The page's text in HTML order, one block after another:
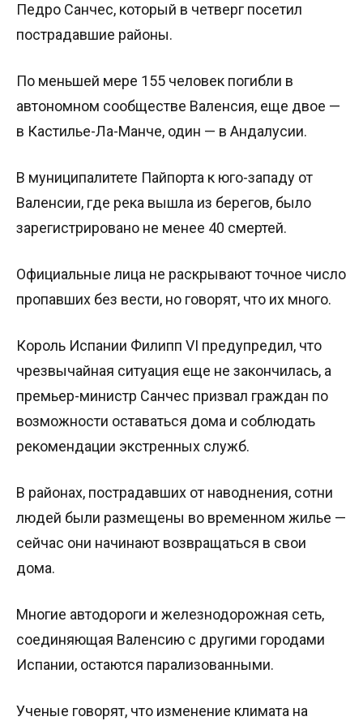
Педро Санчес, который в четверг посетил
пострадавшие районы.
По меньшей мере 155 человек погибли в
автономном сообществе Валенсия, еще двое —
в Кастилье-Ла-Манче, один — в Андалусии.
В муниципалитете Пайпорта к юго-западу от
Валенсии, где река вышла из берегов, было
зарегистрировано не менее 40 смертей.
Официальные лица не раскрывают точное число
пропавших без вести, но говорят, что их много.
Король Испании Филипп VI предупредил, что
чрезвычайная ситуация еще не закончилась, а
премьер-министр Санчес призвал граждан по
возможности оставаться дома и соблюдать
рекомендации экстренных служб.
В районах, пострадавших от наводнения, сотни
людей были размещены во временном жилье —
сейчас они начинают возвращаться в свои
дома.
Многие автодороги и железнодорожная сеть,
соединяющая Валенсию с другими городами
Испании, остаются парализованными.
Ученые говорят, что изменение климата на